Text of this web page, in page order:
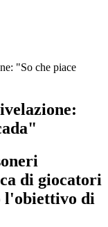
"So che piace
di giocatori
l'obiettivo di